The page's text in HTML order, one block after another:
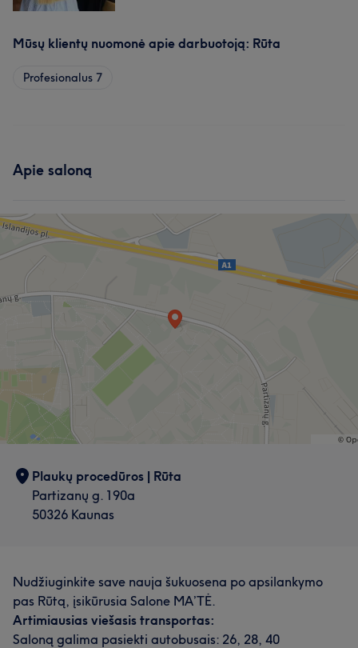
Mūsų klientų nuomonė apie darbuotoją: Rūta
Profesionalus 7
Apie saloną
Plaukų procedūros | Rūta
Partizanų g. 190a
50326 Kaunas
Nudžiuginkite save nauja šukuosena po apsilankymo
pas Rūtą, įsikūrusia Salone MA’TĖ.
Artimiausias viešasis transportas:
Saloną galima pasiekti autobusais: 26, 28, 40